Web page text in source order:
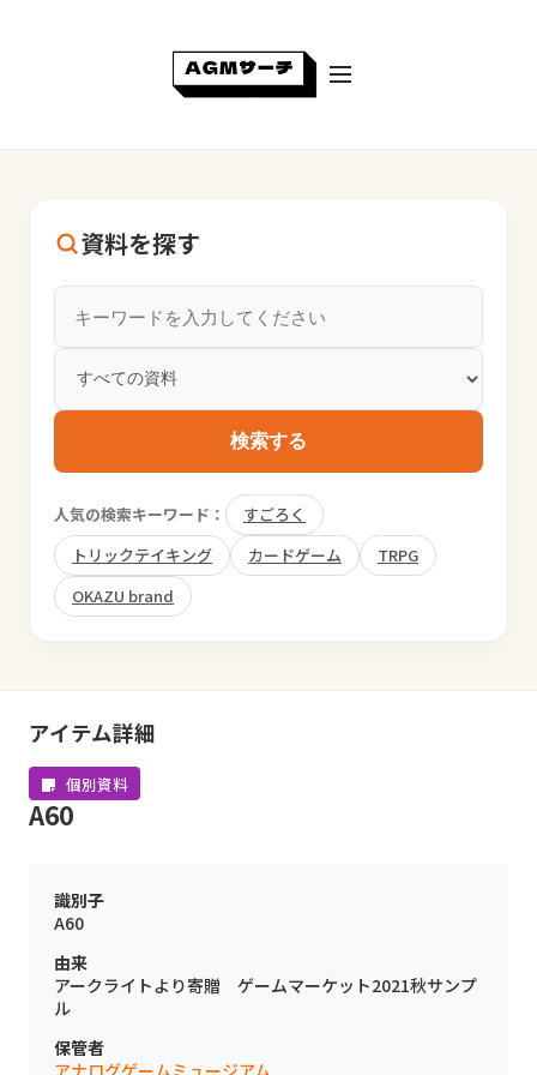
資料を探す
検索する
人気の検索キーワード：
すごろく
トリックテイキング
カードゲーム
TRPG
OKAZU brand
アイテム詳細
個別資料
A60
識別子
A60
由来
アークライトより寄贈 ゲームマーケット2021秋サンプ
ル
保管者
アナログゲームミュージアム